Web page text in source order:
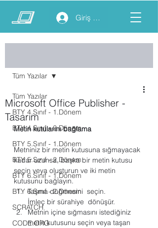
Giriş yap
Tüm Yazılar
BTY 4.Sınıf - 1.Dönem
BTY 4.Sınıf - 2.Dönem
BTY 5.Sınıf - 1.Dönem
BTY 5.Sınıf - 2.Dönem
BTY 6.Sınıf - 1.Dönem
BTY 6.Sınıf - 2.Dönem
SCRATCH
CODE.ORG
Tüm Yazılar
Microsoft Office Publisher -
Tasarım
Metin kutularını bağlama
Metniniz bir metin kutusuna sığmayacak
kadar uzunsa, başka bir metin kutusu
seçin veya oluşturun ve iki metin
kutusunu bağlayın.
Taşma düğmesini  seçin.
İmleç bir sürahiye  dönüşür.
Metnin içine sığmasını istediğiniz
metin kutusunu seçin veya taşan